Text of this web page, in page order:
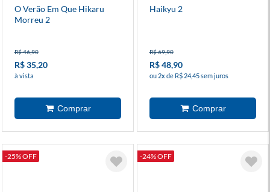
O Verão Em Que Hikaru
Morreu 2
R$ 46,90
R$ 35,20
à vista
Haikyu 2
R$ 69,90
R$ 48,90
ou 2x de R$ 24,45 sem juros
-25% OFF -24% OFF